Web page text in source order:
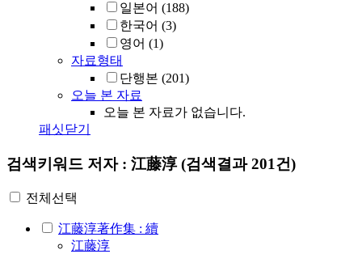
일본어 (188)
한국어 (3)
영어 (1)
자료형태
단행본 (201)
오늘 본 자료
오늘 본 자료가 없습니다.
패싯닫기
검색키워드 저자 : 江藤淳(검색결과 201건)
전체선택
江藤淳著作集 : 續
江藤淳